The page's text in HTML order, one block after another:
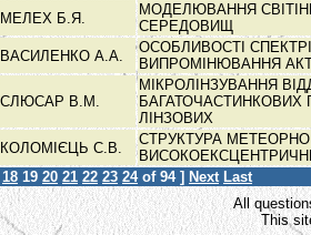
МЕЛЕХ Б.Я.
МОДЕЛЮВАННЯ
СЕРЕДОВИЩ
ВАСИЛЕНКО А.А.
ОСОБЛИВОСТІ
ВИПРОМІНЮВАННЯ
СЛЮСАР В.М.
МІКРОЛІНЗУВАННЯ
БАГАТОЧАСТИНКОВИХ
ЛІНЗОВИХ
КОЛОМІЄЦЬ С.В.
СТРУКТУРА
18 19 20 21 22 23 24of 94 ] Next Last
All
This